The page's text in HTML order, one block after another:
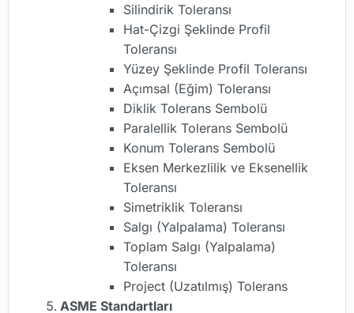
Silindirik Toleransı
Hat-Çizgi Şeklinde Profil
Toleransı
Yüzey Şeklinde Profil Toleransı
Açımsal (Eğim) Toleransı
Diklik Tolerans Sembolü
Paralellik Tolerans Sembolü
Konum Tolerans Sembolü
Eksen Merkezlilik ve Eksenellik
Toleransı
Simetriklik Toleransı
Salgı (Yalpalama) Toleransı
Toplam Salgı (Yalpalama)
Toleransı
Project (Uzatılmış) Tolerans
ASME Standartları